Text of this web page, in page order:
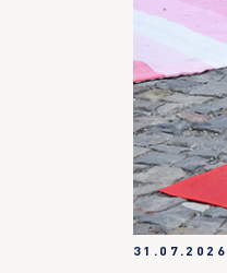
31.07.2026